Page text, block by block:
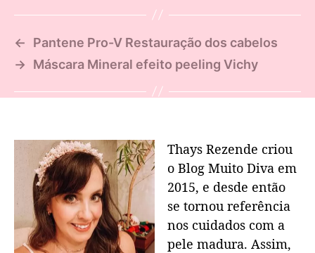
←
Pantene Pro-V Restauração dos cabelos
→
Máscara Mineral efeito peeling Vichy
Thays Rezende criou
o Blog Muito Diva em
2015, e desde então
se tornou referência
nos cuidados com a
pele madura. Assim,